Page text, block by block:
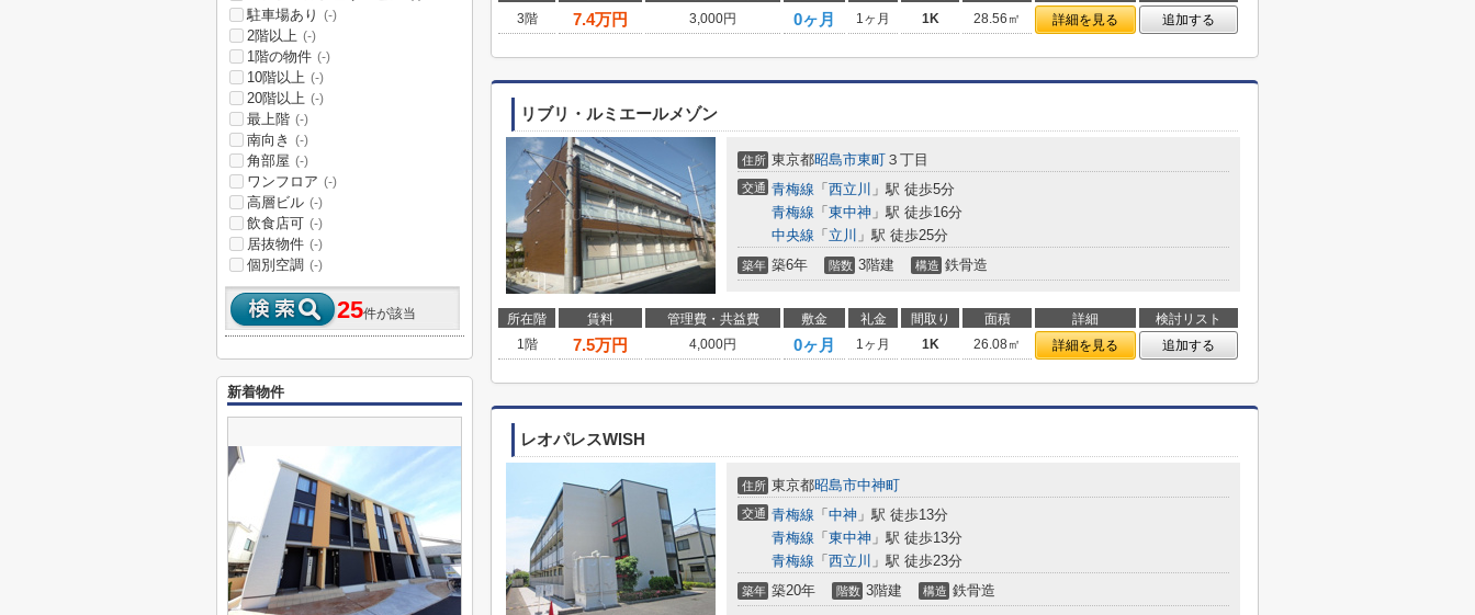
3階
7.4万円 3,000円 0ヶ月 1ヶ月 1K 28.56㎡ 詳細を見る 追加する
リブリ・ルミエールメゾン
住所 東京都昭島市東町 ３丁目
交通 青梅線 「 西立川 」駅 徒歩5分
青梅線 「 東中神 」駅 徒歩16分
中央線 「 立川 」駅 徒歩25分
築年 築6年 階数 3階建 構造 鉄骨造
所在階 賃料 管理費・共益費 敷金 礼金 間取り 面積 詳細
検討リスト
1階
7.5万円 4,000円 0ヶ月 1ヶ月 1K 26.08㎡ 詳細を見る 追加する
レオパレスWISH
住所 東京都昭島市中神町
交通 青梅線 「 中神 」駅 徒歩13分
青梅線 「 東中神 」駅 徒歩13分
青梅線 「 西立川 」駅 徒歩23分
築年 築20年 階数 3階建 構造 鉄骨造
駐車場あり (-)
2階以上 (-)
1階の物件 (-)
10階以上 (-)
20階以上 (-)
最上階 (-)
南向き (-)
角部屋 (-)
ワンフロア (-)
高層ビル (-)
飲食店可 (-)
居抜物件 (-)
個別空調 (-)
25件が該当
新着物件